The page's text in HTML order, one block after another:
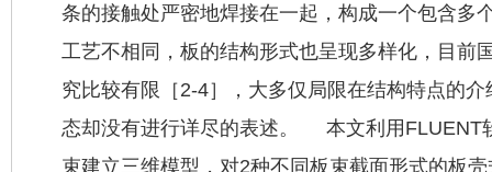
条的接触处严密地焊接在一起，构成一个包含多
工艺不相同，板的结构形式也呈现多样化，目前
究比较有限［2-4］，大多仅局限在结构特点的
态却没有进行详尽的表述。 本文利用FLUENT
束建立三维模型，对2种不同板束截面形式的板